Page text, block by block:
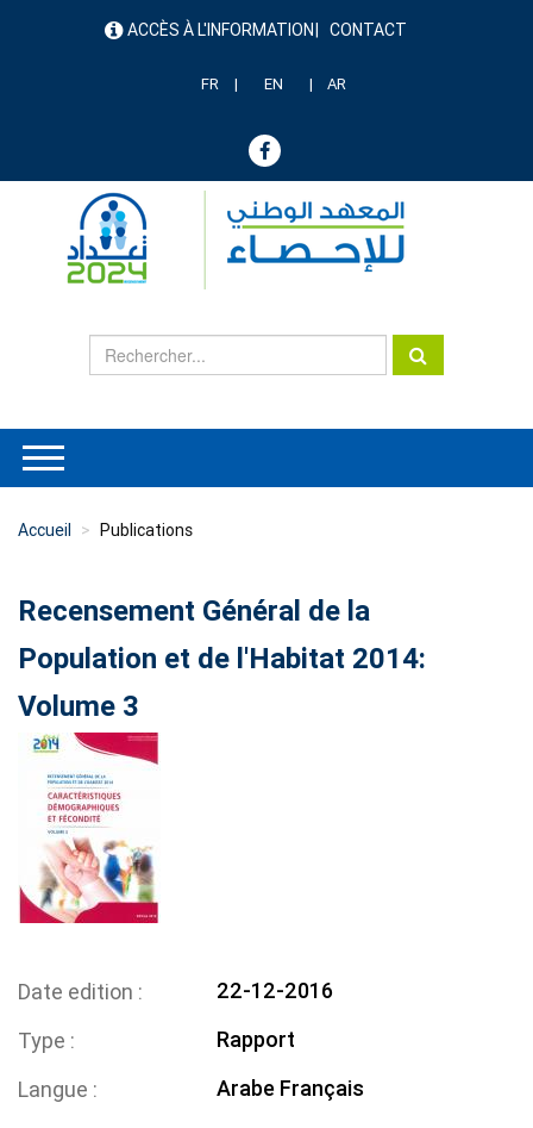
menu ACCÈS À L'INFORMATION CONTACT
FR EN AR
Accueil Publications
Recensement Général de la
Population et de l'Habitat 2014:
Volume 3
Date edition
22-12-2016
Type
Rapport
Langue
Arabe Français